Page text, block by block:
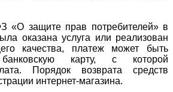
«О защите прав потребителей» в
оказана услуга или реализован
качества, платеж может быть
карту, с которой
Порядок возврата средств
интернет-магазина.